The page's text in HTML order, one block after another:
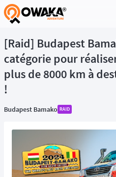
®
[Raid] Budapest
catégorie pour
plus de 8000 km à
!
Budapest Bamako RAID